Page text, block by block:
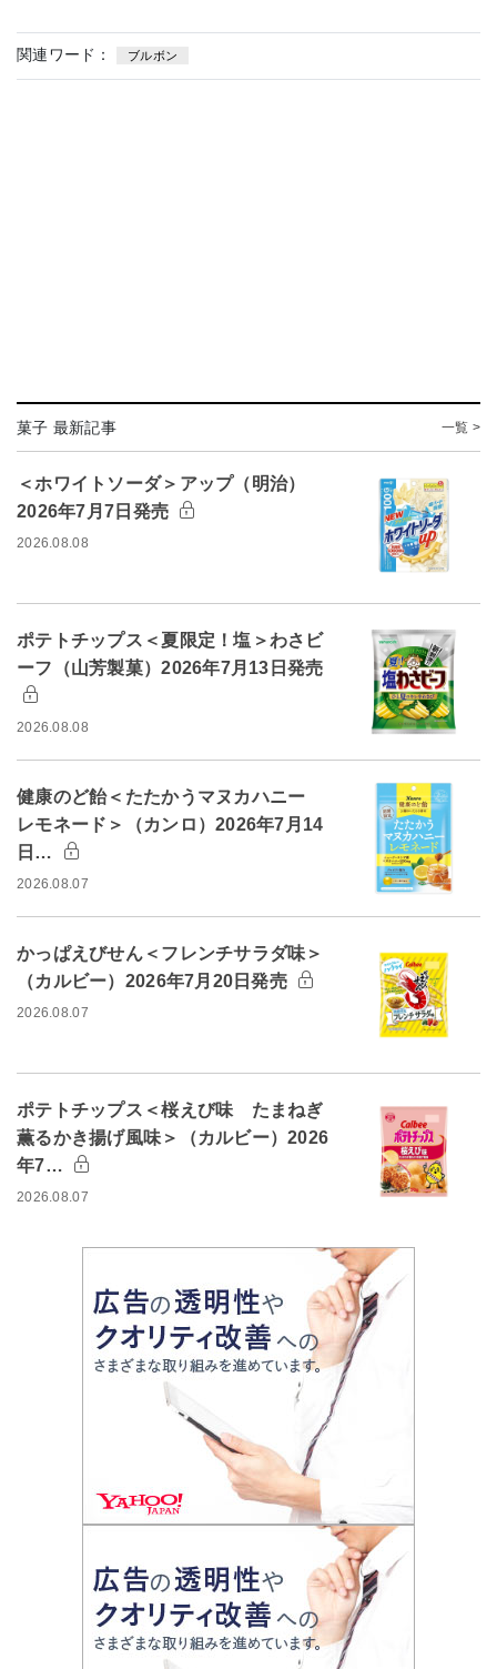
関連ワード： ブルボン
菓子 最新記事 一覧 >
＜ホワイトソーダ＞アップ（明治）
2026年7月7日発売
2026.08.08
ポテトチップス＜夏限定！塩＞わさビ
ーフ（山芳製菓）2026年7月13日発売
2026.08.08
健康のど飴＜たたかうマヌカハニー
レモネード＞（カンロ）2026年7月14
日…
2026.08.07
かっぱえびせん＜フレンチサラダ味＞
（カルビー）2026年7月20日発売
2026.08.07
ポテトチップス＜桜えび味 たまねぎ
薫るかき揚げ風味＞（カルビー）2026
年7…
2026.08.07